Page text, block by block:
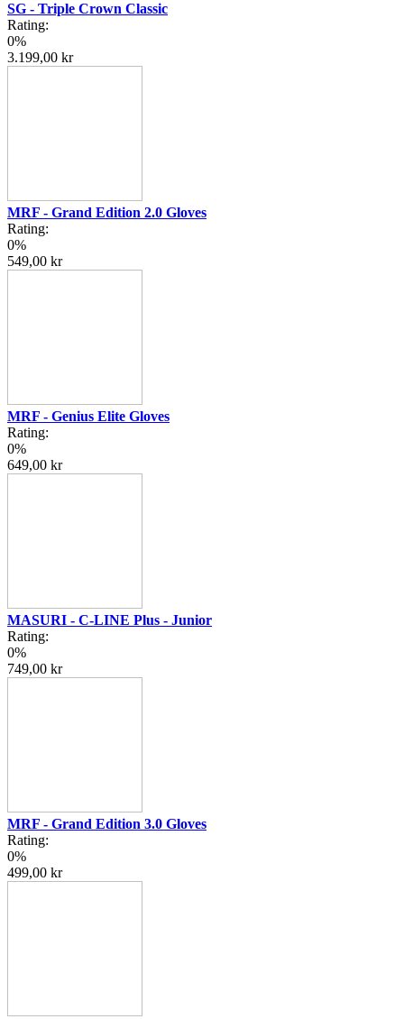
SG - Triple Crown Classic
Rating:
0%
3.199,00 kr
MRF - Grand Edition 2.0 Gloves
Rating:
0%
549,00 kr
MRF - Genius Elite Gloves
Rating:
0%
649,00 kr
MASURI - C-LINE Plus - Junior
Rating:
0%
749,00 kr
MRF - Grand Edition 3.0 Gloves
Rating:
0%
499,00 kr